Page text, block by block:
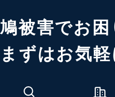
鳩被害でお困
まずはお気